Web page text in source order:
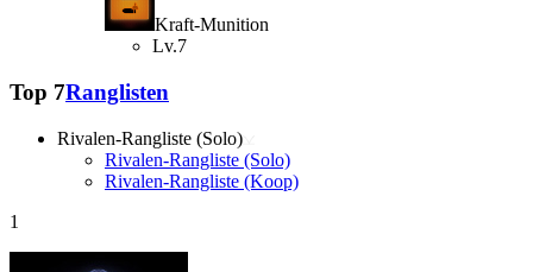
Kraft-Munition
Lv.7
Top 7Ranglisten
Rivalen-Rangliste (Solo)
Rivalen-Rangliste (Solo)
Rivalen-Rangliste (Koop)
1